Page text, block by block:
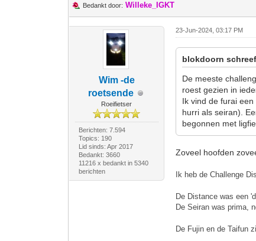
Bedankt door: Willeke_IGKT
Wim -de
roetsende
Roeifietser
Berichten: 7.594
Topics: 190
Lid sinds: Apr 2017
Bedankt: 3660
11216 x bedankt in 5340
berichten
23-Jun-2024, 03:17 PM
blokdoorn
De meeste
roest gezien in
Ik vind de furai
hurri als seiran).
begonnen met
Zoveel hoofden
Ik heb de Challenge
De Distance was een
De Seiran was prima,
De Fujin en de Taifun